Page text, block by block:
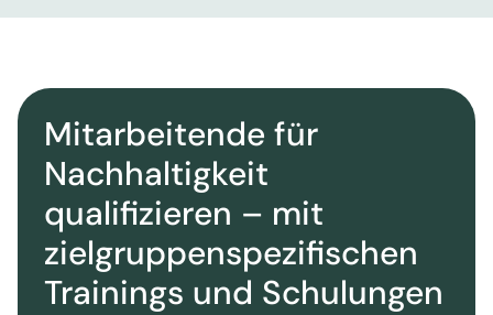
Mitarbeitende für
Nachhaltigkeit
qualifizieren – mit
zielgruppenspezifischen
Trainings und Schulungen